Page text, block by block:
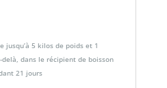
5 kilos de poids et 1
dans le récipient de boisson
21 jours